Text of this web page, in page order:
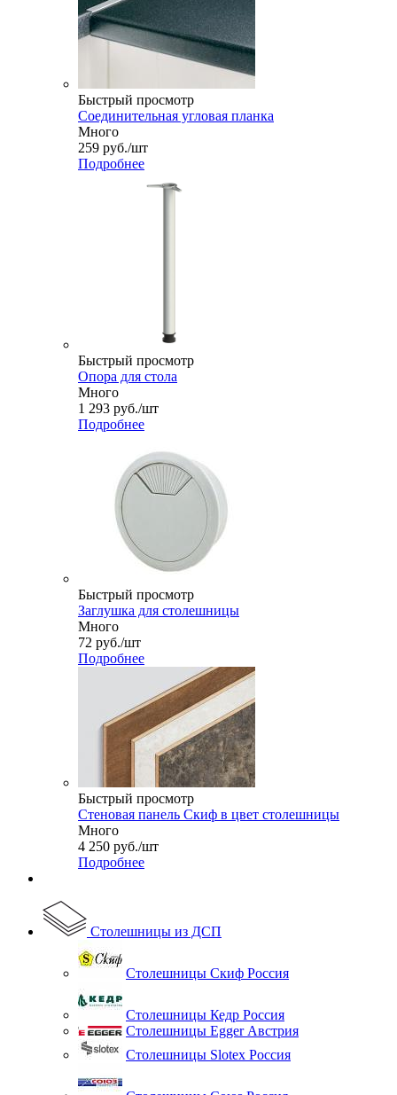
Быстрый просмотр
Соединительная угловая планка
Много
259 руб./шт
Подробнее
Быстрый просмотр
Опора для стола
Много
1 293 руб./шт
Подробнее
Быстрый просмотр
Заглушка для столешницы
Много
72 руб./шт
Подробнее
Быстрый просмотр
Стеновая панель Скиф в цвет столешницы
Много
4 250 руб./шт
Подробнее
Столешницы из ДСП
Столешницы Скиф Россия
Столешницы Кедр Россия
Столешницы Egger Австрия
Столешницы Slotex Россия